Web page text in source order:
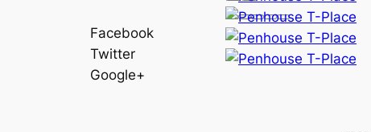
Facebook
Twitter
Google+